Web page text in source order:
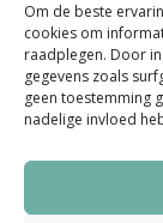
Om de beste
cookies om
raadplegen. Door
gegevens zoals
geen toestemming
nadelige invloed